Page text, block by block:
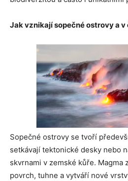
Jak vznikají sopečné ostrovy a
Sopečné ostrovy se tvoří
setkávají tektonické desky nebo
skvrnami v zemské kůře. Magma
povrch, tuhne a vytváří nové